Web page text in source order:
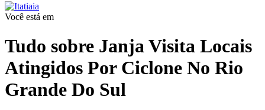
Você está em
Tudo sobre Janja Visita Locais
Atingidos Por Ciclone No Rio
Grande Do Sul